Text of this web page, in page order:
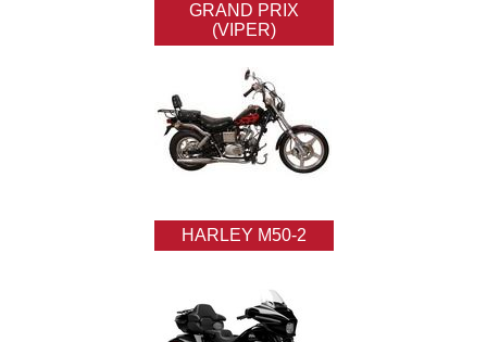
GRAND PRIX
(VIPER)
HARLEY M50-2